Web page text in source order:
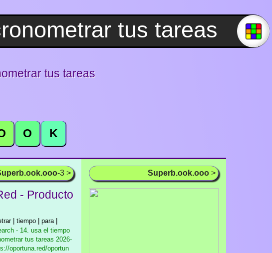
tus tareas
O K
-3 >
- Producto
| tiempo | para |
- 14. usa el tiempo
tus tareas 2026-
oportuna.red/oportun
Superb.ook.ooo >